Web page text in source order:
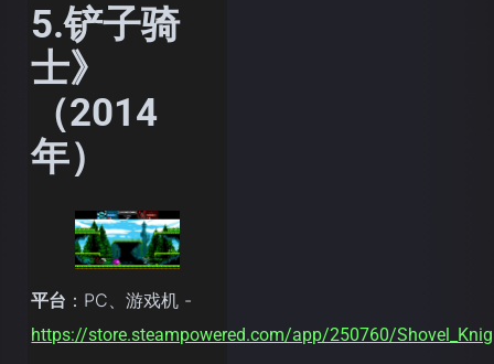
5.铲子骑
士》
（2014
年）
平台 ：PC、游戏机 -
https://store.steampowered.com/app/250760/